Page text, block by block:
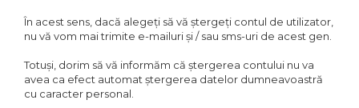
În acest sens, dacă alegeți să vă ștergeți contul de utilizator,
nu vă vom mai trimite e-mailuri și / sau sms-uri de acest gen.
Totuși, dorim să vă informăm că ștergerea contului nu va
avea ca efect automat ștergerea datelor dumneavoastră
cu caracter personal.